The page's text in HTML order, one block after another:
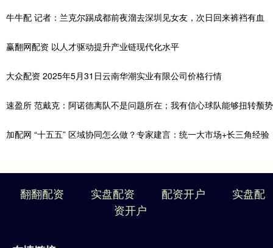
牛牛配 记者：兰克尔踢成都前夜溜去深圳见女友，次日回来裤裆有血
赢翻网配资 以人才驱动提升产业链现代化水平
大众配资 2025年5月31日云南华潮实业有限公司价格行情
速盈所 范戴克：阿诺德离队不是问题所在；我有信心球队能够扭转颓势
加配网 “十五五” 区域协同怎么做？专家建言：统一大市场+长三角经验
翻翻配资 实盘配资 配资开户
实盘配
资开户